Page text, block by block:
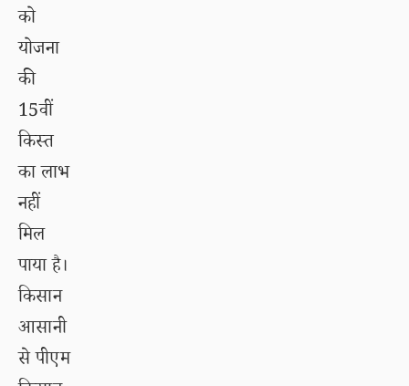
को
योजना
की
15वीं
किस्त
का लाभ
नहीं
मिल
पाया है।
किसान
आसानी
से पीएम